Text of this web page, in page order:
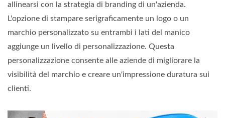
allinearsi con la strategia di branding di un'azienda.
L'opzione di stampare serigraficamente un logo o un
marchio personalizzato su entrambi i lati del manico
aggiunge un livello di personalizzazione. Questa
personalizzazione consente alle aziende di migliorare la
visibilità del marchio e creare un'impressione duratura sui
clienti.